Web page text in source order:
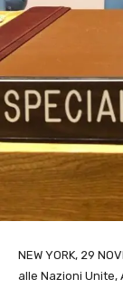
NEW YORK, 29
alle Nazioni Unite,